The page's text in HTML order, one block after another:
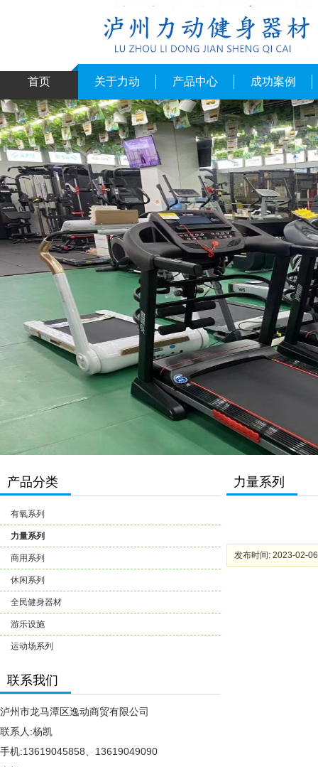
首页 关于力动 产品中心 成功案例
产品分类
有氧系列
力量系列
商用系列
休闲系列
全民健身器材
游乐设施
运动场系列
联系我们
泸州市龙马潭区逸动商贸有限公司
联系人:杨凯
手机:13619045858、13619049090
力量系列
发布时间: 2023-02-